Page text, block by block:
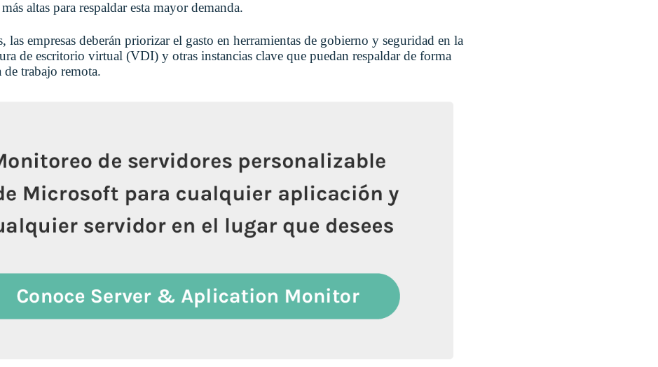
altas para respaldar esta mayor demanda.
las empresas deberán priorizar el gasto en herramientas de gobierno y seguridad en la
de escritorio virtual (VDI) y otras instancias clave que puedan respaldar de forma
de trabajo remota.